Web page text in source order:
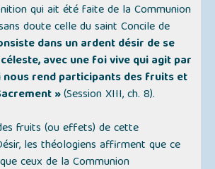
qui ait été faite de la Communion
doute celle du saint Concile de
dans un ardent désir de se
avec une foi vive qui agit par
rend participants des fruits et
»(Session XIII, ch. 8).
fruits (ou effets) de cette
les théologiens affirment que ce
ceux de la Communion